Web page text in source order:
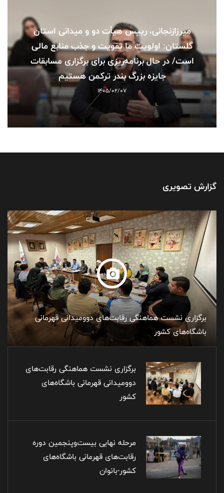
میرزازنجانی، رییس هیأت دو و میدانی استان
گلستان: اولویت ما تقویت و جذب منابع مالی
است/ در حال برنامه‌ریزی برای برگزاری مسابقات
جایزه بزرگ بندر ترکمن هستیم
1405/02/07
گزارش تصویری
برگزاری نشست هماهنگی رقابت‌های دوومیدانی قهرمانی
باشگاه‌های کشور
برگزاری نشست هماهنگی رقابت‌های
دوومیدانی قهرمانی باشگاه‌های
کشور
مرحله نهایی بیست‌وپنجمین دوره
رقابت‌های قهرمانی باشگاه‌های
کشور-بانوان